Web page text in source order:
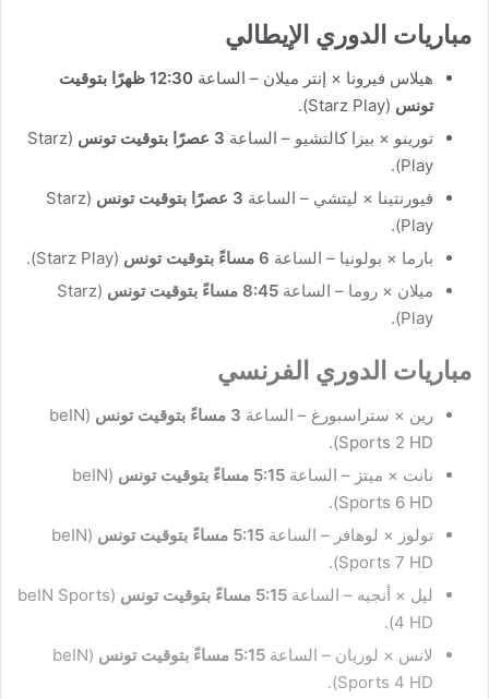
مباريات الدوري الإيطالي
هيلاس فيرونا × إنتر ميلان – الساعة
12:30 ظهرًا بتوقيت
تونس (Starz Play).
تورينو × بيزا كالتشيو – الساعة 3 عصرًا بتوقيت تونس
(Starz
Play).
فيورنتينا × ليتشي – الساعة 3 عصرًا بتوقيت تونس
(Starz
Play).
بارما × بولونيا – الساعة 6 مساءً بتوقيت تونس
(Starz Play).
ميلان × روما – الساعة 8:45 مساءً بتوقيت تونس
(Starz
Play).
مباريات الدوري الفرنسي
رين × ستراسبورغ – الساعة 3 مساءً بتوقيت تونس
(beIN
Sports 2 HD).
نانت × ميتز – الساعة 5:15 مساءً بتوقيت تونس
(beIN
Sports 6 HD).
تولوز × لوهافر – الساعة 5:15 مساءً بتوقيت تونس
(beIN
Sports 7 HD).
ليل × أنجيه – الساعة 5:15 مساءً بتوقيت تونس
(beIN Sports
4 HD).
لانس × لوريان – الساعة 5:15 مساءً بتوقيت تونس
(beIN
Sports 4 HD).